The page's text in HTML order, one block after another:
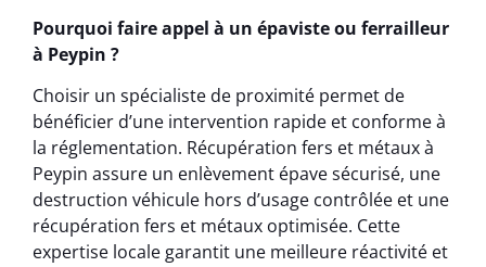
Pourquoi faire appel à un épaviste ou ferrailleur
à Peypin ?
Choisir un spécialiste de proximité permet de
bénéficier d’une intervention rapide et conforme à
la réglementation. Récupération fers et métaux à
Peypin assure un enlèvement épave sécurisé, une
destruction véhicule hors d’usage contrôlée et une
récupération fers et métaux optimisée. Cette
expertise locale garantit une meilleure réactivité et